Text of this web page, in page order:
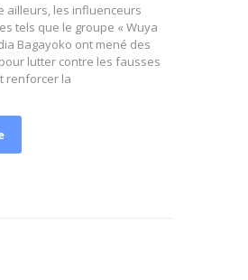
ailleurs, les influenceurs
tels que le groupe « Wuya
Bagayoko ont mené des
lutter contre les fausses
renforcer la